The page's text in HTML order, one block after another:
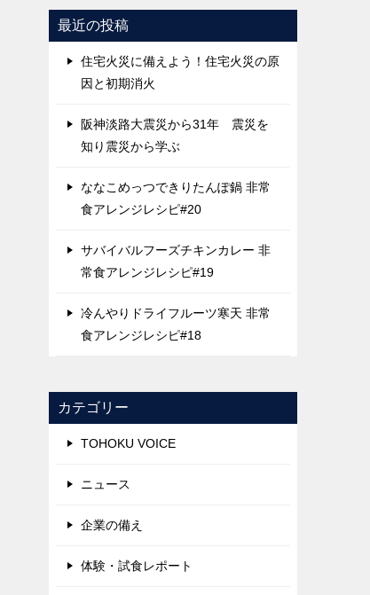
最近の投稿
住宅火災に備えよう！住宅火災の原
因と初期消火
阪神淡路大震災から31年 震災を
知り震災から学ぶ
ななこめっつできりたんぽ鍋 非常
食アレンジレシピ#20
サバイバルフーズチキンカレー 非
常食アレンジレシピ#19
冷んやりドライフルーツ寒天 非常
食アレンジレシピ#18
カテゴリー
TOHOKU VOICE
ニュース
企業の備え
体験・試食レポート